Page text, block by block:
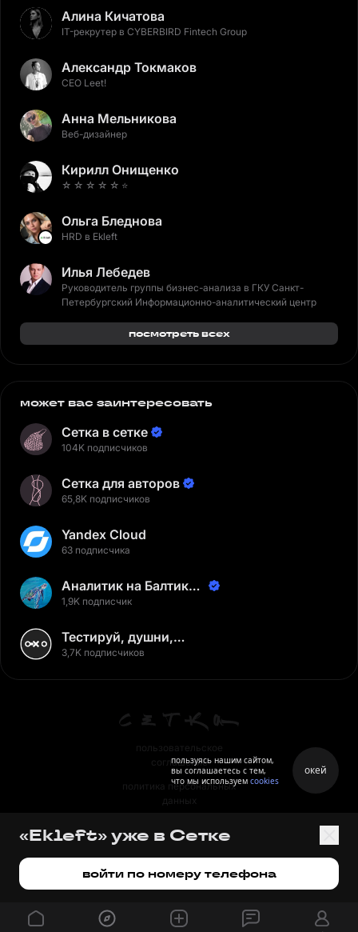
Алина Кичатова
IT-рекрутер в CYBERBIRD Fintech Group
Александр Токмаков
CEO Leet!
Анна Мельникова
Веб-дизайнер
Кирилл Онищенко
☆ ☆ ☆ ☆ ☆ ⭐️
Ольга Бледнова
HRD в Ekleft
Илья Лебедев
Руководитель группы бизнес-анализа в ГКУ Санкт-
Петербургский Информационно-аналитический центр
посмотреть всех
может вас заинтересовать
Сетка в сетке
104K подписчиков
Сетка для авторов
65,8K подписчиков
Yandex Cloud
63 подписчика
Аналитик на Балтике |
Неверов Станислав
1,9K подписчик
Тестируй, душни,
наслаждайся
3,7K подписчиков
пользовательское
соглашение
политика персональных
данных
«Ekleft» уже в Сетке
войти по номеру телефона
пользуясь нашим сайтом,
вы соглашаетесь с тем,
что мы используем cookies
окей